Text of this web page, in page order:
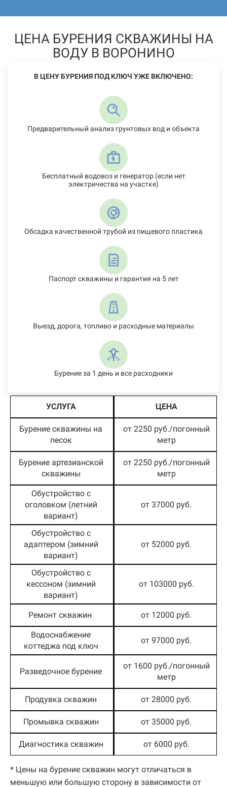
ЦЕНА БУРЕНИЯ СКВАЖИНЫ НА
ВОДУ В ВОРОНИНО
В ЦЕНУ БУРЕНИЯ ПОД КЛЮЧ УЖЕ ВКЛЮЧЕНО:
Предварительный анализ грунтовых вод и объекта
Бесплатный водовоз и генератор (если нет
электричества на участке)
Обсадка качественной трубой из пищевого пластика
Паспорт скважины и гарантия на 5 лет
Выезд, дорога, топливо и расходные материалы
Бурение за 1 день и все расходники
УСЛУГА ЦЕНА
Бурение скважины на
песок
от 2250 руб./погонный
метр
Бурение артезианской
скважины
от 2250 руб./погонный
метр
Обустройство с
оголовком (летний
вариант)
от 37000 руб.
Обустройство с
адаптером (зимний
вариант)
от 52000 руб.
Обустройство с
кессоном (зимний
вариант)
от 103000 руб.
Ремонт скважин от 12000 руб.
Водоснабжение
коттеджа под ключ
от 97000 руб.
Разведочное бурение
от 1600 руб./погонный
метр
Продувка скважин от 28000 руб.
Промывка скважин от 35000 руб.
Диагностика скважин от 6000 руб.
* Цены на бурение скважин могут отличаться в
меньшую или большую сторону в зависимости от